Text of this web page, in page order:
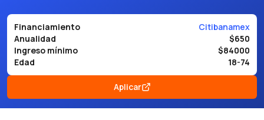
Financiamiento
Citibanamex
Anualidad
$650
Ingreso mínimo
$84000
Edad
18-74
Aplicar